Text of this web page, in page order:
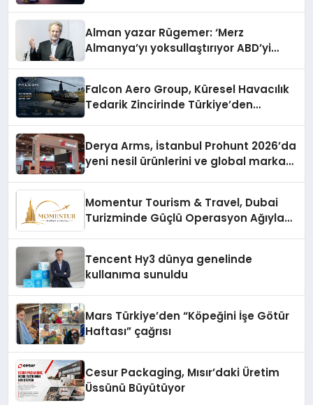
Alman yazar Rügemer: ‘Merz
Almanya’yı yoksullaştırıyor ABD’yi
Falcon Aero Group, Küresel Havacılık
Tedarik Zincirinde Türkiye’den
Derya Arms, İstanbul Prohunt 2026’da
yeni nesil ürünlerini ve global marka
Momentur Tourism & Travel, Dubai
Turizminde Güçlü Operasyon Ağıyla
Tencent Hy3 dünya genelinde
kullanıma sunuldu
Mars Türkiye’den “Köpeğini İşe Götür
Haftası” çağrısı
Cesur Packaging, Mısır’daki Üretim
Üssünü Büyütüyor